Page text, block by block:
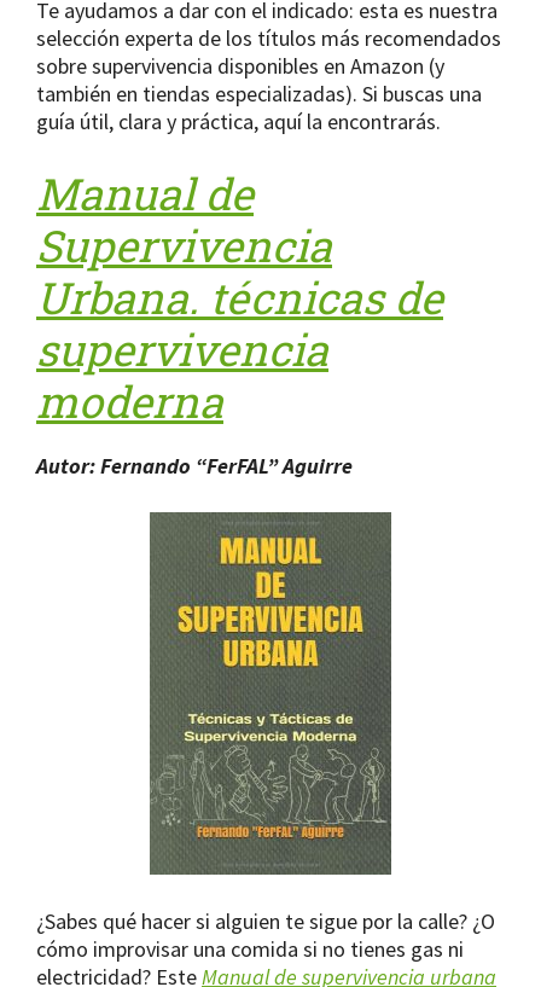
Te ayudamos a dar con el indicado: esta es nuestra
selección experta de los títulos más recomendados
sobre supervivencia disponibles en Amazon (y
también en tiendas especializadas). Si buscas una
guía útil, clara y práctica, aquí la encontrarás.
Manual de
Supervivencia
Urbana. técnicas de
supervivencia
moderna
Autor: Fernando “FerFAL” Aguirre
¿Sabes qué hacer si alguien te sigue por la calle? ¿O
cómo improvisar una comida si no tienes gas ni
electricidad? EsteManual de supervivencia urbana